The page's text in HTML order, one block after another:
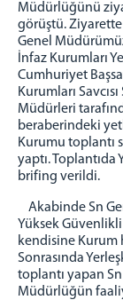
EŞYA
İLETİŞİM
Müdürlüğünü
görüştü. Ziyarette
Genel
İnfaz Kurumları
Cumhuriyet
Kurumları
Müdürleri
beraberindeki
Kurumu toplantı
yaptı. Toplantıda
brifing verildi.
Akabinde Sn
Yüksek
kendisine Kurum
Sonrasında
toplantı yapan
Müdürlüğün